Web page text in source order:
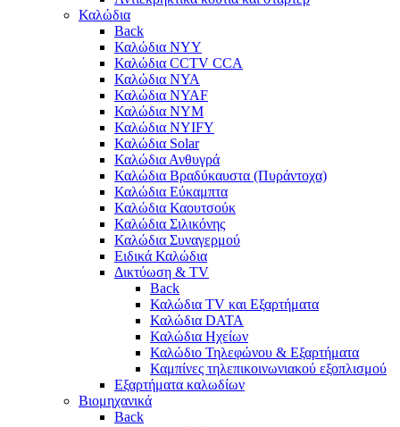
Καλώδια
Back
Καλώδια NYY
Καλώδια CCTV CCA
Καλώδια NYA
Καλώδια NYAF
Καλώδια NYΜ
Καλώδια ΝΥΙFY
Καλώδια Solar
Καλώδια Ανθυγρά
Καλώδια Βραδύκαυστα (Πυράντοχα)
Καλώδια Εύκαμπτα
Καλώδια Καουτσούκ
Καλώδια Σιλικόνης
Καλώδια Συναγερμού
Ειδικά Καλώδια
Δικτύωση & TV
Back
Καλώδια TV και Εξαρτήματα
Καλώδια DATA
Καλώδια Ηχείων
Καλώδιο Τηλεφώνου & Εξαρτήματα
Καμπίνες τηλεπικοινωνιακού εξοπλισμού
Eξαρτήματα καλωδίων
Βιομηχανικά
Back